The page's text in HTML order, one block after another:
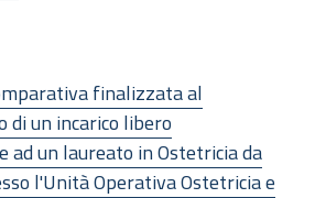
finalizzata al
di un incarico libero
ad un laureato in Ostetricia da
l'Unità Operativa Ostetricia e